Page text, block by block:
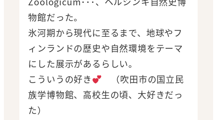
物館だった。
氷河期から現代に至るまで、地球やフ
ィンランドの歴史や自然環境をテーマ
にした展示があるらしい。
こういうの好き
（吹田市の国立民
族学博物館、高校生の頃、大好きだっ
た）